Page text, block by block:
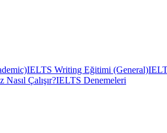
IELTS Writing Eğitimi (General)
Çalışır?IELTS Denemeleri